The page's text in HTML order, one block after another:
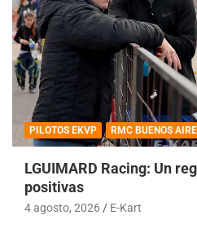
PILOTOS EKVP RMC BUENOS
LGUIMARD Racing: Un
positivas
4 agosto, 2026 E-Kart